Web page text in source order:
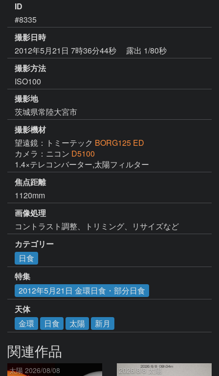
ID
#8335
撮影日時
2012年5月21日 7時36分44秒
露出 1/80秒
撮影方法
ISO100
撮影地
茨城県常陸大宮市
撮影機材
望遠鏡：トミーテック BORG125 ED
カメラ：ニコン D5100
1.4×テレコンバーター,太陽フィルター
焦点距離
1120mm
画像処理
コントラスト調整、トリミング、リサイズなど
カテゴリー
日食
特集
2012年5月21日 金環日食・部分日食
天体
金環
日食 太陽 新月
関連作品
太陽 2026/08/08 2026/8/8 太陽